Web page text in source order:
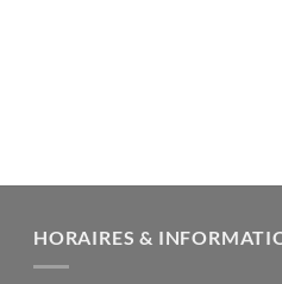
HORAIRES &